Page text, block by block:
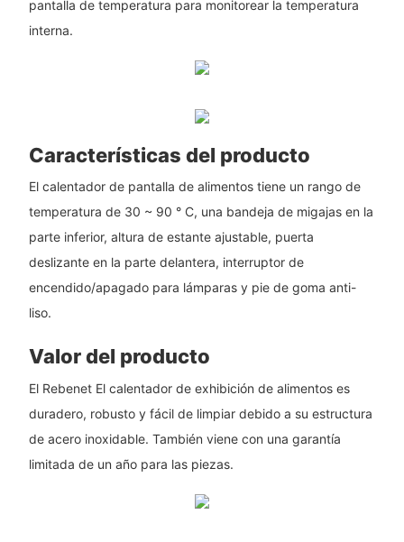
pantalla de temperatura para monitorear la temperatura
interna.
Características del producto
El calentador de pantalla de alimentos tiene un rango de
temperatura de 30 ~ 90 ° C, una bandeja de migajas en la
parte inferior, altura de estante ajustable, puerta
deslizante en la parte delantera, interruptor de
encendido/apagado para lámparas y pie de goma anti-
liso.
Valor del producto
El Rebenet El calentador de exhibición de alimentos es
duradero, robusto y fácil de limpiar debido a su estructura
de acero inoxidable. También viene con una garantía
limitada de un año para las piezas.